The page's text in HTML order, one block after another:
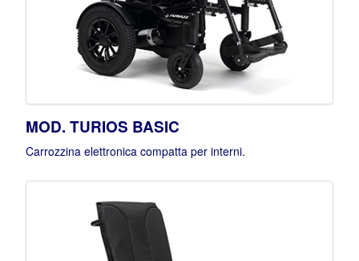
MOD. TURIOS BASIC
Carrozzina elettronica compatta per interni.